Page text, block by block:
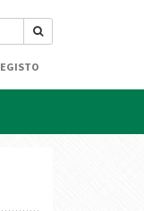
REGISTO